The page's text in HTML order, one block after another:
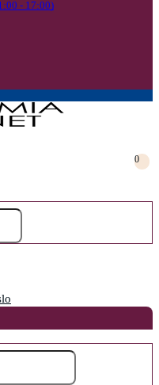
- 17:00)
0